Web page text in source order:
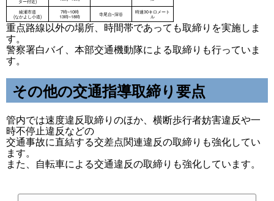
重点路線以外の場所、時間帯であっても取締りを実施しま
す。
警察署白バイ、本部交通機動隊による取締りも行っていま
す。
その他の交通指導取締り要点
管内では速度違反取締りのほか、横断歩行者妨害違反や一
時不停止違反などの
交通事故に直結する交差点関連違反の取締りも強化してい
ます。
また、自転車による交通違反の取締りも強化しています。